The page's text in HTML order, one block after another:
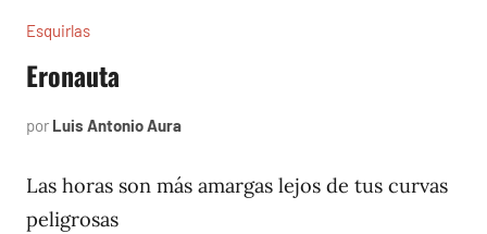
Esquirlas
Eronauta
por Luis Antonio Aura
2024
Las horas son más amargas lejos de tus curvas
peligrosas